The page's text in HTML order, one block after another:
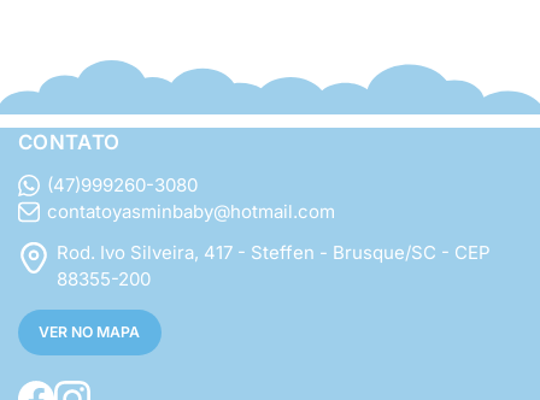
CONTATO
(47)999260-3080
contatoyasminbaby@hotmail.com
Rod. Ivo Silveira, 417 - Steffen - Brusque/SC - CEP
88355-200
VER NO MAPA